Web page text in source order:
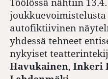
autofiktiivinen
yhdessä tehneet
nykyiset
Havukainen, Inkeri